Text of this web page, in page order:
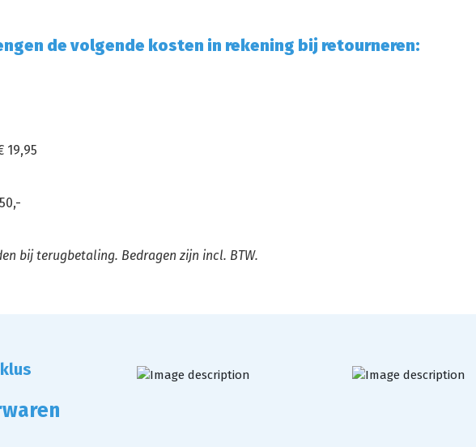
de volgende kosten in rekening bij retourneren:
bij terugbetaling. Bedragen zijn incl. BTW.